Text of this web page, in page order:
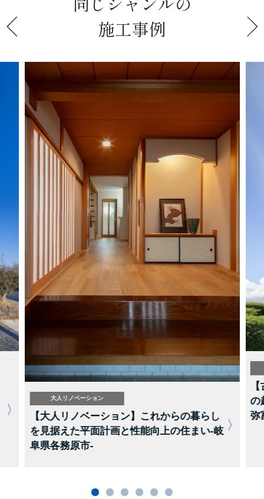
施工事例
大人リノベーション
【大人リノベーション】これからの暮らし
を見据えた平面計画と性能向上の住まい-岐
阜県各務原市-
の
弥